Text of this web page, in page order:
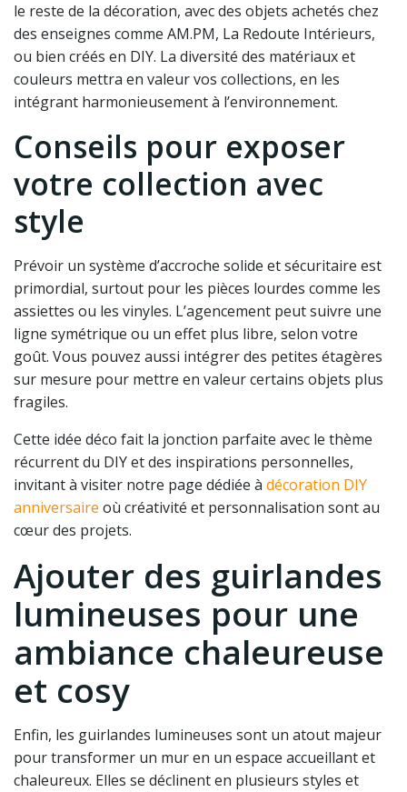
le reste de la décoration, avec des objets achetés chez
des enseignes comme AM.PM, La Redoute Intérieurs,
ou bien créés en DIY. La diversité des matériaux et
couleurs mettra en valeur vos collections, en les
intégrant harmonieusement à l’environnement.
Conseils pour exposer
votre collection avec
style
Prévoir un système d’accroche solide et sécuritaire est
primordial, surtout pour les pièces lourdes comme les
assiettes ou les vinyles. L’agencement peut suivre une
ligne symétrique ou un effet plus libre, selon votre
goût. Vous pouvez aussi intégrer des petites étagères
sur mesure pour mettre en valeur certains objets plus
fragiles.
Cette idée déco fait la jonction parfaite avec le thème
récurrent du DIY et des inspirations personnelles,
invitant à visiter notre page dédiée à décoration DIY
anniversaire où créativité et personnalisation sont au
cœur des projets.
Ajouter des guirlandes
lumineuses pour une
ambiance chaleureuse
et cosy
Enfin, les guirlandes lumineuses sont un atout majeur
pour transformer un mur en un espace accueillant et
chaleureux. Elles se déclinent en plusieurs styles et